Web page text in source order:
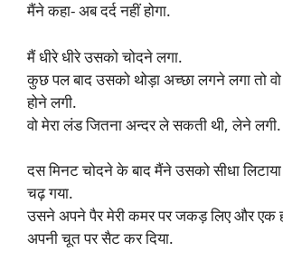
मैंने कहा- अब दर्द नहीं होगा.
मैं धीरे धीरे उसको चोदने लगा.
कुछ पल बाद उसको थोड़ा अच्छा लगने लगा तो
होने लगी.
वो मेरा लंड जितना अन्दर ले सकती थी, लेने लगी.
दस मिनट चोदने के बाद मैंने उसको सीधा
चढ़ गया.
उसने अपने पैर मेरी कमर पर जकड़ लिए और एक
अपनी चूत पर सैट कर दिया.